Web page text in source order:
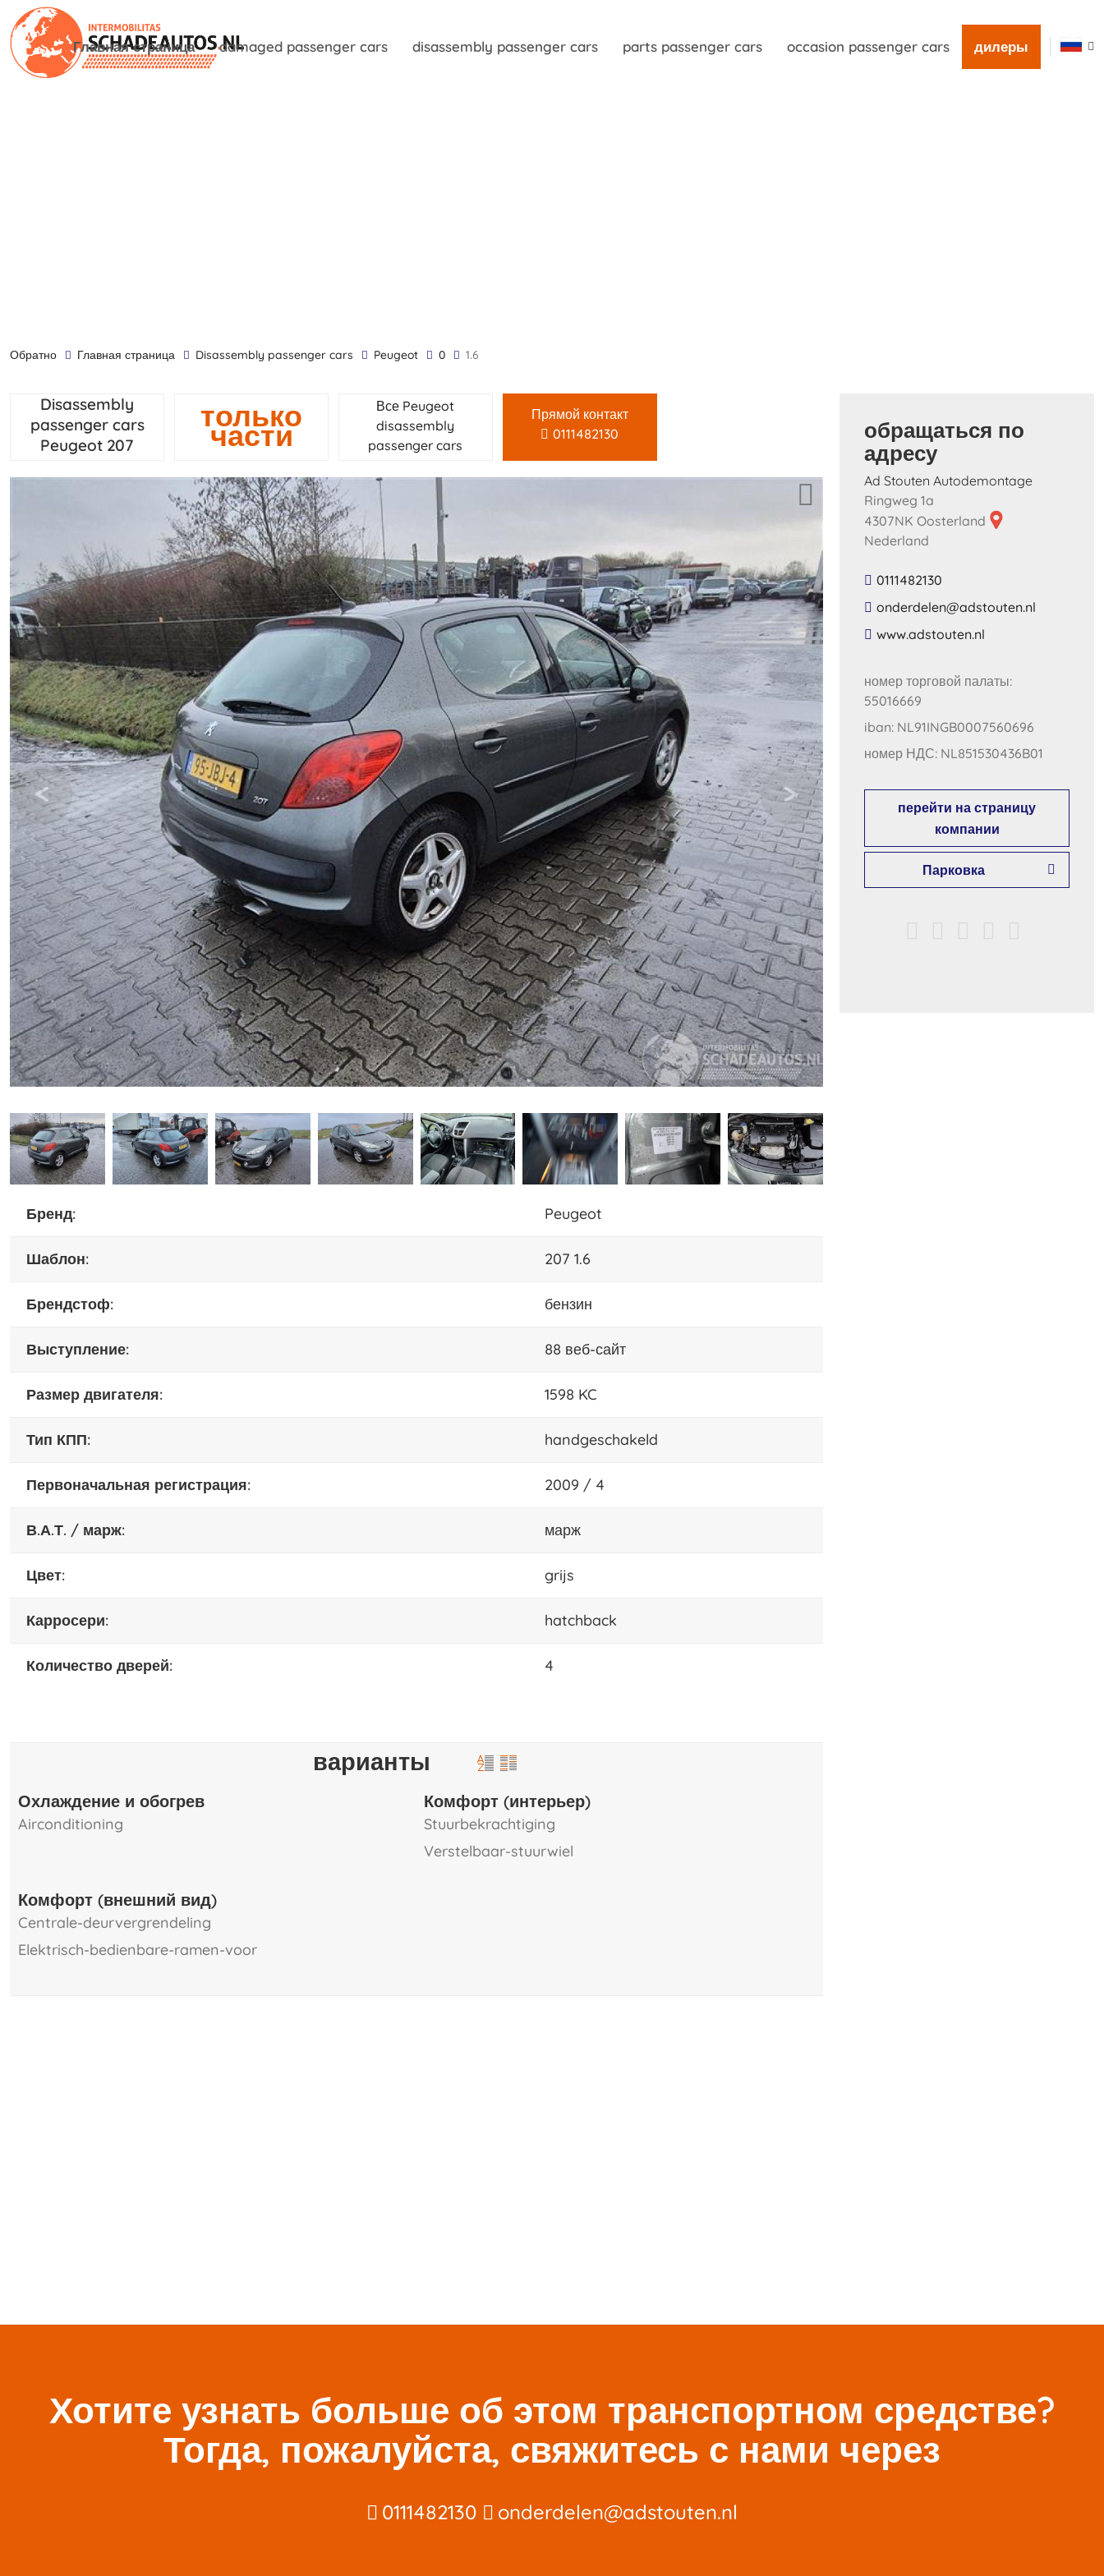
Главная страница damaged passenger cars disassembly passenger cars parts passenger cars occasion passenger cars дилеры
обратно Главная страница disassembly passenger cars Peugeot 0 1.6
Disassembly
passenger cars
Peugeot 207
только
части
Все Peugeot
disassembly
passenger cars
Прямой контакт
0111482130
бренд: Peugeot
шаблон: 207 1.6
брендстоф: бензин
выступление: 88 веб-сайт
размер двигателя: 1598 KC
тип КПП: handgeschakeld
Первоначальная регистрация: 2009 / 4
В.А.Т. / марж: марж
цвет: grijs
карросери: hatchback
количество дверей: 4
варианты
Охлаждение и обогрев
airconditioning
Комфорт (интерьер)
stuurbekrachtiging
verstelbaar-stuurwiel
Комфорт (внешний вид)
centrale-deurvergrendeling
elektrisch-bedienbare-ramen-voor
обращаться по
адресу
Ad Stouten Autodemontage
Ringweg 1a
4307NK Oosterland
Nederland
0111482130
​onderdelen​@​adstouten​.​nl​
​www​.​adstouten​.​nl​
номер торговой палаты:
55016669
iban: NL91INGB0007560696
номер НДС: NL851530436B01
перейти на страницу
компании
Парковка
Хотите узнать больше об этом транспортном средстве?
Тогда, пожалуйста, свяжитесь с нами через
0111482130 onderdelen@adstouten.nl